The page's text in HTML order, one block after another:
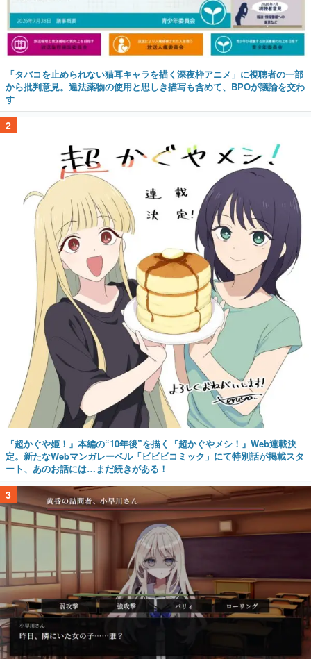
「タバコを止められない猫耳キャラを描く深夜枠アニメ」に視聴者の一部
から批判意見。違法薬物の使用と思しき描写も含めて、BPOが議論を交わ
す
2
『超かぐや姫！』本編の“10年後”を描く『超かぐやメシ！』Web連載決
定。新たなWebマンガレーベル「ビビビコミック」にて特別話が掲載スタ
ート、あのお話には…まだ続きがある！
3